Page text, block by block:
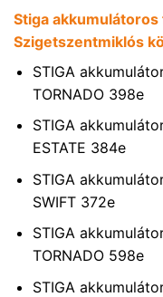
Stiga
Szigetszentmiklós
STIGA
TORNADO 398e
STIGA
ESTATE 384e
STIGA
SWIFT 372e
STIGA
TORNADO 598e
STIGA